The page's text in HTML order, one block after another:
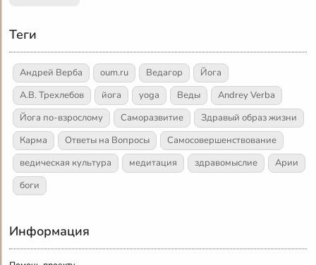
Теги
Андрей Верба oum.ru Ведагор
Йога
А.В. Трехлебов
йога yoga Веды
Andrey Verba
Йога по-взрослому
Саморазвитие
Здравый образ жизни
Карма
Ответы на Вопросы
Самосовершенствование
ведическая культура
медитация здравомыслие
Арии
боги
Информация